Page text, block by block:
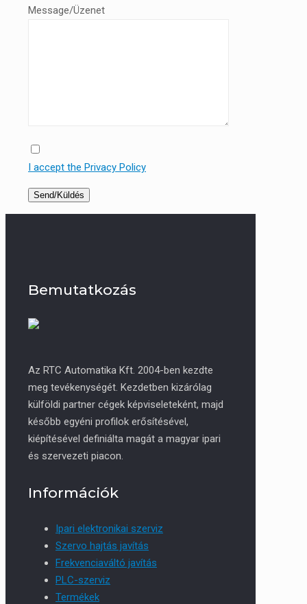
Message/Üzenet
I accept the Privacy Policy
Bemutatkozás
Az RTC Automatika Kft. 2004-ben kezdte
meg tevékenységét. Kezdetben kizárólag
külföldi partner cégek képviseleteként, majd
később egyéni profilok erősítésével,
kiépítésével definiálta magát a magyar ipari
és szervezeti piacon.
Információk
Ipari elektronikai szerviz
Szervo hajtás javítás
Frekvenciaváltó javítás
PLC-szerviz
Termékek